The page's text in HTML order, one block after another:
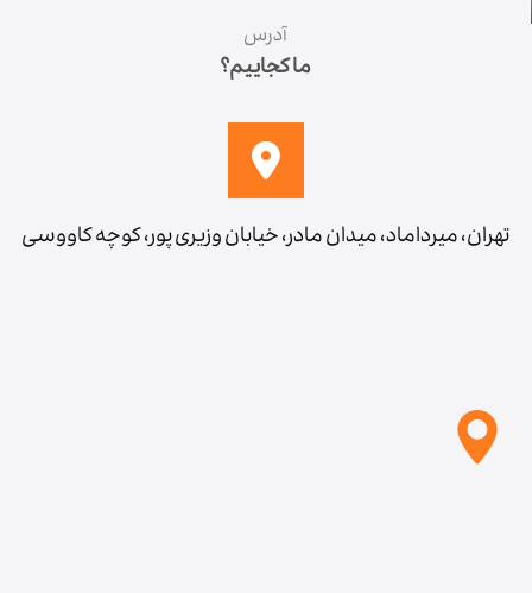
آدرس
ما کجاییم؟
تهران، میرداماد، میدان مادر، خیابان وزیری پور، کوچه کاووسی